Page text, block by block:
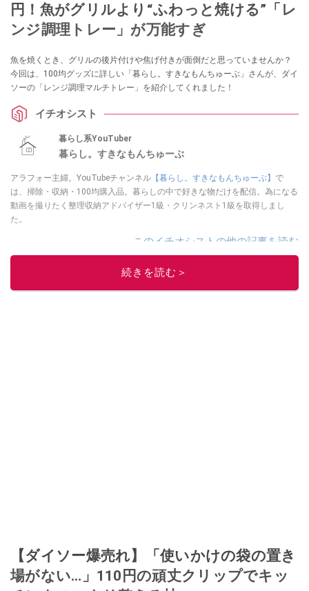
円！魚がグリルより“ふわっと焼ける”「レ
ンジ調理トレー」が万能すぎ
魚を焼くとき、グリルの後片付けや焦げ付きが面倒だと思っていませんか？
今回は、100均グッズに詳しい「暮らし。すきなもんちゅーぶ」さんが、ダイ
ソーの「レンジ調理マルチトレー」を紹介してくれました！
イチオシスト
暮らし系YouTuber
暮らし。すきなもんちゅーぶ
アラフォー主婦。YouTubeチャンネル 【暮らし。すきなもんちゅーぶ】 で
は、掃除・収納・100均購入品。暮らしの中で好きな物だけを配信。為になる
動画を撮りたく整理収納アドバイザー1級・クリンネスト1級を取得しまし
た。
このイチオシストの他の記事を読む
続きを読む＞
【ダイソー爆売れ】「使いかけの袋の置き
場がない…」110円の頑丈クリップでキッ